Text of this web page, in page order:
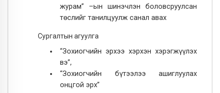
журам” –ын шинэчлэн боловсруулсан
төслийг танилцуулж санал авах
Сургалтын агуулга
“Зохиогчийн эрхээ хэрхэн хэрэгжүүлэх
вэ”,
“Зохиогчийн бүтээлээ ашиглуулах
онцгой эрх”